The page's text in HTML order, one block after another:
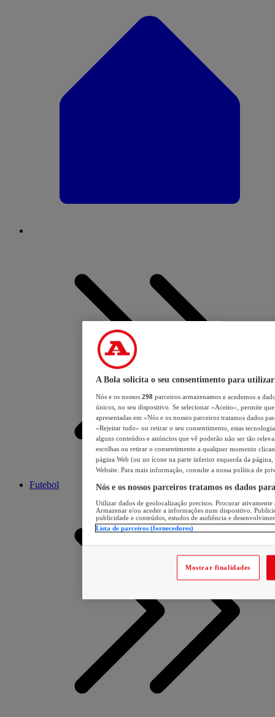
Futebol
A Bola solicita o seu consentimento para utilizar
Nós e os nossos 298 parceiros armazenamos e acedemos a
únicos, no seu dispositivo. Se selecionar «Aceito», permite
apresentadas em «Nós e os nossos parceiros tratamos dados
«Rejeitar tudo» ou retirar o seu consentimento, estas
alguns conteúdos e anúncios que vê poderão não ser tão
escolhas ou retirar o consentimento a qualquer momento
página Web (ou no ícone na parte inferior esquerda da página,
Website. Para mais informação, consulte a nossa política de
Nós e os nossos parceiros tratamos os dados
Utilizar dados de geolocalização precisos. Procurar
Armazenar e/ou aceder a informações num dispositivo.
publicidade e conteúdos, estudos de audiência e
Lista de parceiros (fornecedores)
Mostrar finalidades